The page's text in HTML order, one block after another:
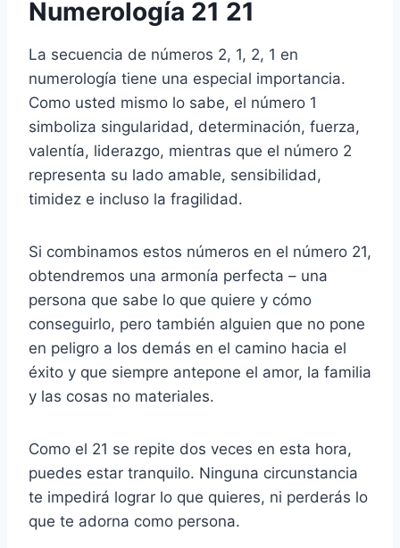
Numerología 21 21
La secuencia de números 2, 1, 2, 1 en
numerología tiene una especial importancia.
Como usted mismo lo sabe, el número 1
simboliza singularidad, determinación, fuerza,
valentía, liderazgo, mientras que el número 2
representa su lado amable, sensibilidad,
timidez e incluso la fragilidad.
Si combinamos estos números en el número 21,
obtendremos una armonía perfecta – una
persona que sabe lo que quiere y cómo
conseguirlo, pero también alguien que no pone
en peligro a los demás en el camino hacia el
éxito y que siempre antepone el amor, la familia
y las cosas no materiales.
Como el 21 se repite dos veces en esta hora,
puedes estar tranquilo. Ninguna circunstancia
te impedirá lograr lo que quieres, ni perderás lo
que te adorna como persona.